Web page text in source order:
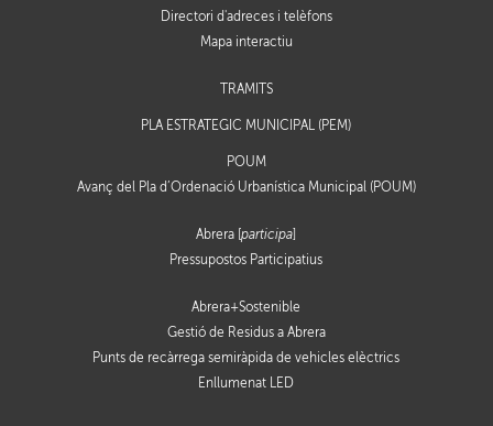
Directori d'adreces i telèfons
Mapa interactiu
TRÀMITS
PLA ESTRATÈGIC MUNICIPAL (PEM)
POUM
Avanç del Pla d’Ordenació Urbanística Municipal (POUM)
Abrera [participa
Pressupostos Participatius
Abrera+Sostenible
Gestió de Residus a Abrera
Punts de recàrrega semiràpida de vehicles elèctrics
Enllumenat LED